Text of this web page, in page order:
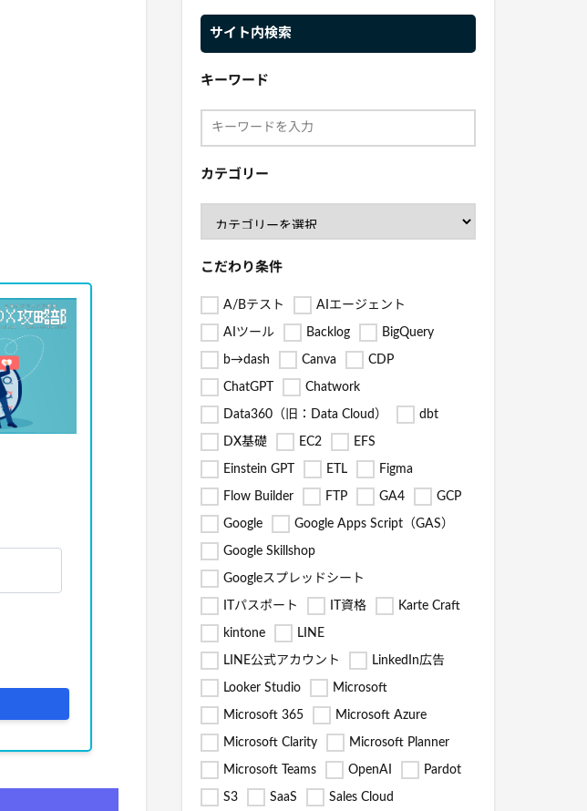
サイト内検索
キーワード
カテゴリー
こだわり条件
A/Bテスト AIエージェント
AIツール Backlog BigQuery
b→dash Canva CDP
ChatGPT Chatwork
Data360（旧：Data Cloud） dbt
DX基礎 EC2 EFS
Einstein GPT ETL Figma
Flow Builder FTP GA4 GCP
Google Google Apps Script（GAS）
Google Skillshop
Googleスプレッドシート
ITパスポート IT資格 Karte Craft
kintone LINE
LINE公式アカウント LinkedIn広告
Looker Studio Microsoft
Microsoft 365 Microsoft Azure
Microsoft Clarity Microsoft Planner
Microsoft Teams OpenAI Pardot
S3 SaaS Sales Cloud